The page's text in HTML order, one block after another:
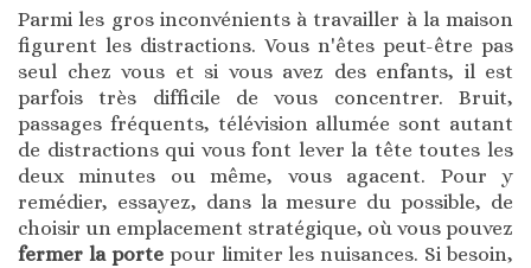
Parmi les gros inconvénients à travailler à la maison
figurent les distractions. Vous n'êtes peut-être pas
seul chez vous et si vous avez des enfants, il est
parfois très difficile de vous concentrer. Bruit,
passages fréquents, télévision allumée sont autant
de distractions qui vous font lever la tête toutes les
deux minutes ou même, vous agacent. Pour y
remédier, essayez, dans la mesure du possible, de
choisir un emplacement stratégique, où vous pouvez
fermer la portepour limiter les nuisances. Si besoin,